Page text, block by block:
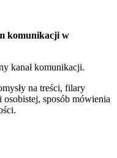
komunikacji w
kanał komunikacji.
na treści, filary
sposób mówienia